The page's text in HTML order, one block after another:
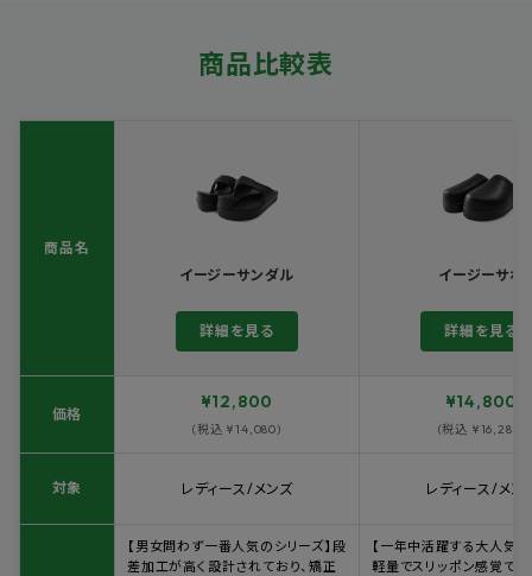
商品比較表
商品名
イージーサンダル
詳細を見る
イージーサボ
詳細を見る
価格
¥12,800
(税込 ¥14,080)
¥14,800
(税込 ¥16,280)
対象 レディース/メンズ レディース/メン
【男女問わず一番人気のシリーズ】段
差加工が高く設計されており、矯正
【一年中活躍する大人気ラ
軽量でスリッポン感覚で